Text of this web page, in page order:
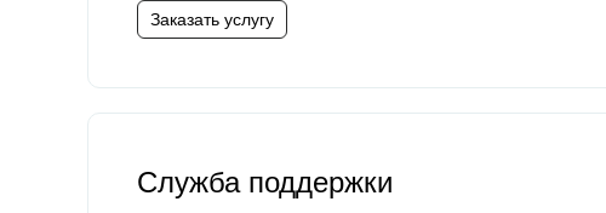
Заказать услугу
Служба поддержки